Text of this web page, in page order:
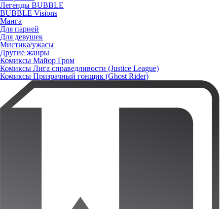
Легенды BUBBLE
BUBBLE Visions
Манга
Для парней
Для девушек
Мистика/ужасы
Другие жанры
Комиксы Майор Гром
Комиксы Лига справедливости (Justice League)
Комиксы Призрачный гонщик (Ghost Rider)